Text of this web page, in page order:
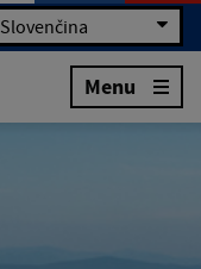
Slovenčina
Menu